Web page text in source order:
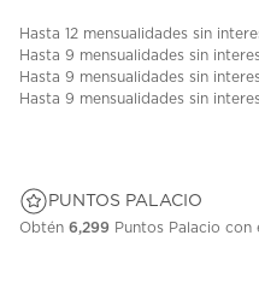
Hasta 12 mensualidades sin
Hasta 9 mensualidades sin
Hasta 9 mensualidades sin
Hasta 9 mensualidades sin
PUNTOS PALACIO
Obtén 6,299 Puntos Palacio con